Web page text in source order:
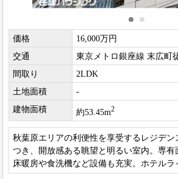
価格
16,000万円
交通
東京メトロ銀座線 末広町
間取り
2LDK
土地面積
-
建物面積
約53.45m2
秋葉原エリアの利便性を享受するレジデン
つき、開放感ある眺望と明るい室内。専有
床暖房や食洗機など設備も充実。ホテル
トリプルセキュリティを備えた住まいです